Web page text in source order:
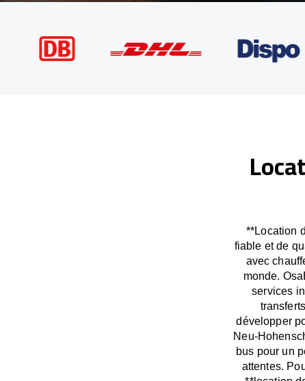
**Location
fiable et de
avec
monde.
services
développer
Neu-
bus pour un
attentes.